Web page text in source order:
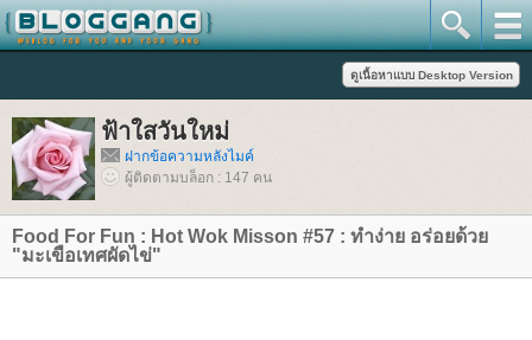
ฟ้าใสวันใหม่
ฝากข้อความหลังไมค์
ผู้ติดตามบล็อก : 147 คน
Food For Fun : Hot Wok Misson #57 : ทำง่าย อร่อยด้ว
"มะเขือเทศผัดไข่"